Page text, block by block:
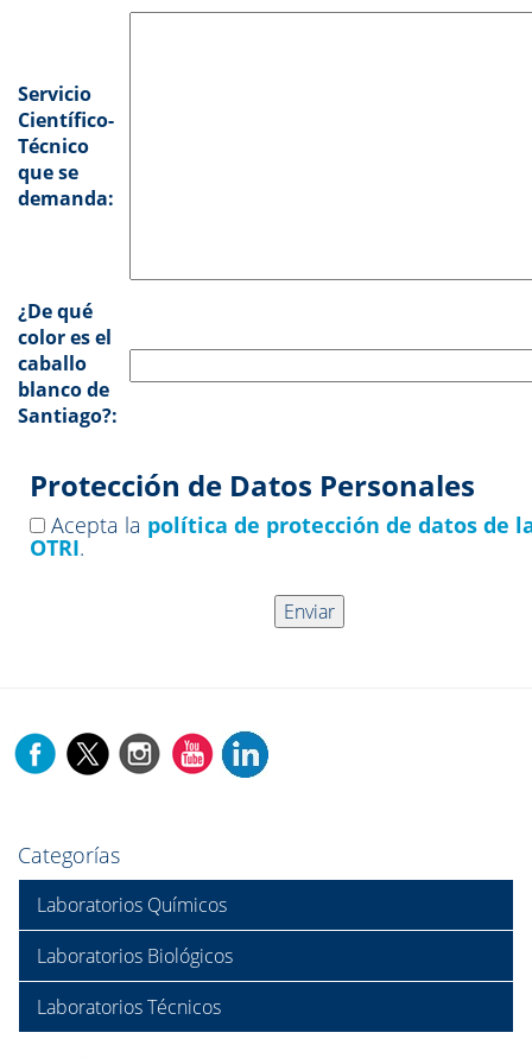
Servicio
Científico-
Técnico
que se
demanda:
¿De qué
color es el
caballo
blanco de
Santiago?:
Protección de Datos Personales
Acepta la política de protección de datos de
OTRI.
Categorías
Laboratorios Químicos
Laboratorios Biológicos
Laboratorios Técnicos